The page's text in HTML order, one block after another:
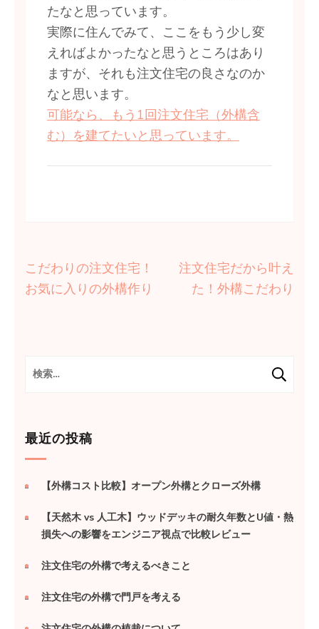
たなと思っています。
実際に住んでみて、ここをもう少し変
えればよかったなと思うところはあり
ますが、それも注文住宅の良さなのか
なと思います。
可能なら、もう1回注文住宅（外構含
む）を建てたいと思っています。
投
稿
ー
ン
こだわりの注文住宅！
お気に入りの外構作り
注文住宅だから叶え
た！外構こだわり
検
最近の投稿
【外構コスト比較】オープン外構とクローズ外構
【天然木 vs 人工木】ウッドデッキの耐久年数とU値・熱
損失への影響をエンジニア視点で比較レビュー
注文住宅の外構で考えるべきこと
注文住宅の外構で門戸を考える